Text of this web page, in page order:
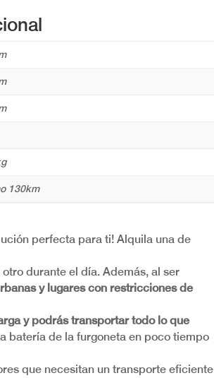
130km
perfecta para ti! Alquila una de
durante el día. Además, al ser
y lugares con restricciones de
y podrás transportar todo lo que
batería de la furgoneta en poco tiempo
que necesitan un transporte eficiente